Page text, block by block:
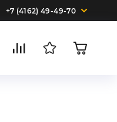
+7 (4162) 49-49-70